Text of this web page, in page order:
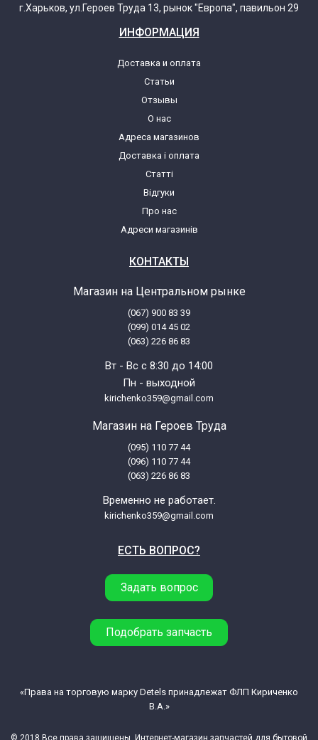
г.Харьков, ул.Героев Труда 13, рынок "Европа", павильон 29
ИНФОРМАЦИЯ
Доставка и оплата
Статьи
Отзывы
О нас
Адреса магазинов
Доставка і оплата
Статті
Відгуки
Про нас
Адреси магазинів
КОНТАКТЫ
Магазин на Центральном рынке
(067) 900 83 39
(099) 014 45 02
(063) 226 86 83
Вт - Вс с 8:30 до 14:00
Пн - выходной
kirichenko359@gmail.com
Магазин на Героев Труда
(095) 110 77 44
(096) 110 77 44
(063) 226 86 83
Временно не работает.
kirichenko359@gmail.com
ЕСТЬ ВОПРОС?
Задать вопрос
Подобрать запчасть
© 2018 Все права защищены. Интернет-магазин запчастей для бытовой
«Права на торговую марку Detels принадлежат ФЛП Кириченко
В.А.»